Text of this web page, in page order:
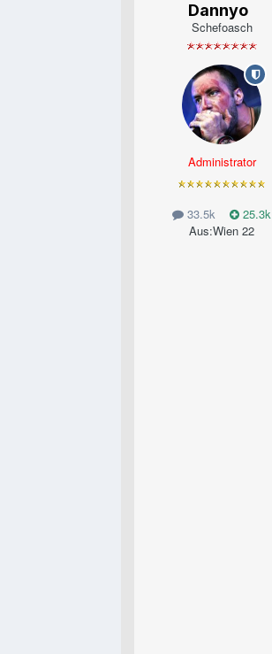
Dannyo
Schefoasch
Administrator
33.5k
25.3k
Aus:Wien 22